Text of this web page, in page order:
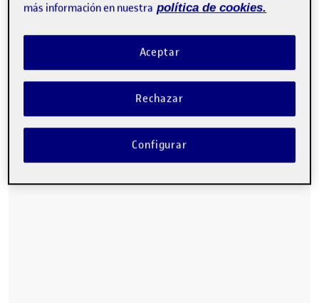
más información en nuestra política de cookies.
Rechazar
Aceptar
Configurar